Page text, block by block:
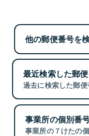
他の郵便番号を
最近検索した郵
過去に検索した郵便
事業所の個別番
事業所の７けたの